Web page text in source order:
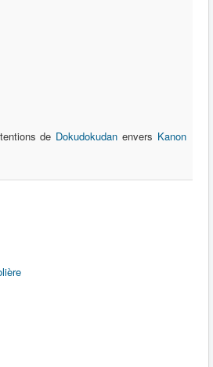
de Dokudokudan envers Kanon